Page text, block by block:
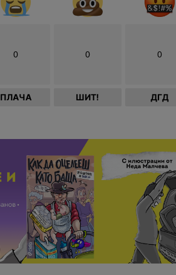
0
ПЛАЧА
0
ШИТ!
0
ДГД